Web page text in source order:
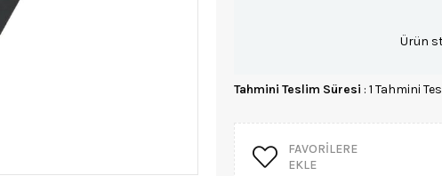
Ürün
Tahmini Teslim Süresi : 1 Tahmini
FAVORILERE
EKLE